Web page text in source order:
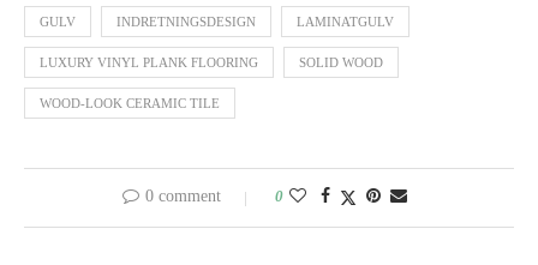
GULV INDRETNINGSDESIGN LAMINATGULV
LUXURY VINYL PLANK FLOORING SOLID WOOD
WOOD-LOOK CERAMIC TILE
0 comment 0